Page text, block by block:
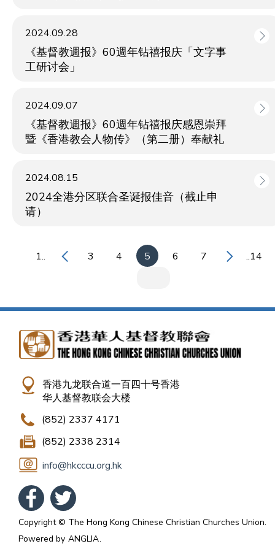
2024.09.28
《基督教週报》60週年钻禧报庆「文字事
工研讨会」
2024.09.07
《基督教週报》60週年钻禧报庆感恩崇拜
暨《香港教会人物传》（第二册）奉献礼
2024.08.15
2024全港分区联合圣诞报佳音（截止申
请）
1.. 3 4 5 6 7 ..14
香港九龙联合道一百四十号香港
华人基督教联会大楼
(852) 2337 4171
(852) 2338 2314
info@hkcccu.org.hk
Copyright © The Hong Kong Chinese Christian Churches Union.
Powered by ANGLIA.